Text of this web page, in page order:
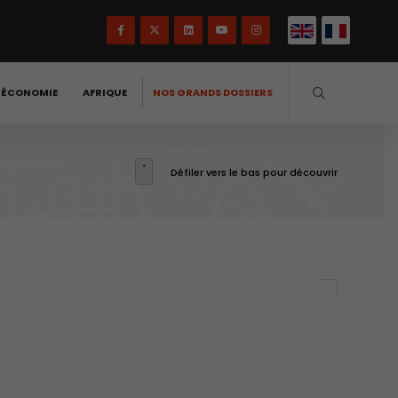
AFRIQUE NOS GRANDS DOSSIERS
Défiler vers le bas pour découvrir